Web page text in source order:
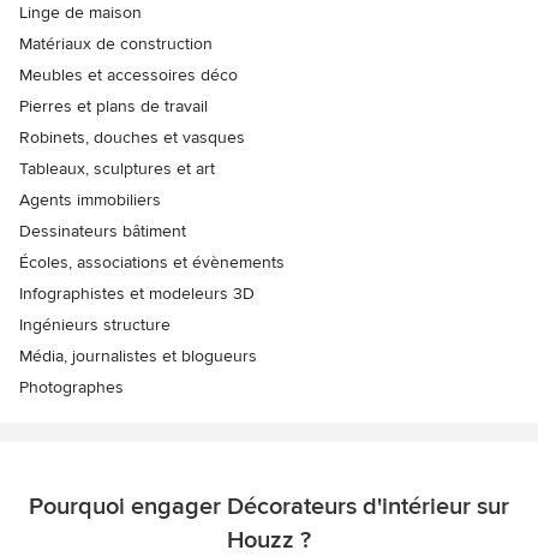
Linge de maison
Matériaux de construction
Meubles et accessoires déco
Pierres et plans de travail
Robinets, douches et vasques
Tableaux, sculptures et art
Agents immobiliers
Dessinateurs bâtiment
Écoles, associations et évènements
Infographistes et modeleurs 3D
Ingénieurs structure
Média, journalistes et blogueurs
Photographes
Pourquoi engager Décorateurs d'intérieur sur
Houzz ?